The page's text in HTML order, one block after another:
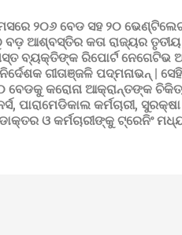
ଏମସରେ ୨୦୬ ବେଡ ସହ ୨୦
ଆଶ୍ବସ୍ତିର କତା ରାଜ୍ୟର ତୃତୀୟ
ବ୍ୟକ୍ତିଙ୍କ ରିପୋର୍ଟ ନେଗେଟିଭ
ଗୀତାଞ୍ଜଳି ପଦ୍ମନାଭନ୍‌ |
କରୋନା ଆକ୍ରାନ୍ତଙ୍କ
ପାରାମେଡିକାଲ କର୍ମଚାରୀ,
ଓ କର୍ମଚାରୀଙ୍କୁ ଟ୍ରେନିଂ